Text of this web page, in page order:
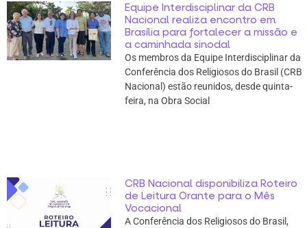
Equipe Interdisciplinar da CRB
Nacional realiza encontro em
Brasília para fortalecer a missão e
a caminhada sinodal
Os membros da Equipe Interdisciplinar da
Conferência dos Religiosos do Brasil (CRB
Nacional) estão reunidos, desde quinta-
feira, na Obra Social
CRB Nacional disponibiliza Roteiro
de Leitura Orante para o Mês
Vocacional
A Conferência dos Religiosos do Brasil,